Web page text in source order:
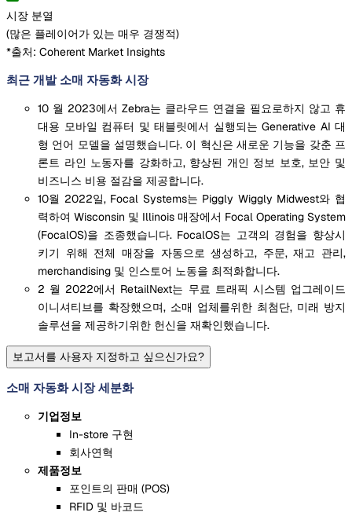
시장 분열
(많은 플레이어가 있는 매우 경쟁적)
*출처: Coherent Market Insights
최근 개발 소매 자동화 시장
10 월 2023에서 Zebra는 클라우드 연결을 필요로하지 않고 휴
대용 모바일 컴퓨터 및 태블릿에서 실행되는 Generative AI 대
형 언어 모델을 설명했습니다. 이 혁신은 새로운 기능을 갖춘 프
론트 라인 노동자를 강화하고, 향상된 개인 정보 보호, 보안 및
비즈니스 비용 절감을 제공합니다.
10월 2022일, Focal Systems는 Piggly Wiggly Midwest와 협
력하여 Wisconsin 및 Illinois 매장에서 Focal Operating System
(FocalOS)을 조종했습니다. FocalOS는 고객의 경험을 향상시
키기 위해 전체 매장을 자동으로 생성하고, 주문, 재고 관리,
merchandising 및 인스토어 노동을 최적화합니다.
2 월 2022에서 RetailNext는 무료 트래픽 시스템 업그레이드
이니셔티브를 확장했으며, 소매 업체를위한 최첨단, 미래 방지
솔루션을 제공하기위한 헌신을 재확인했습니다.
보고서를 사용자 지정하고 싶으신가요?
소매 자동화 시장 세분화
기업정보
In-store 구현
회사연혁
제품정보
포인트의 판매 (POS)
RFID 및 바코드